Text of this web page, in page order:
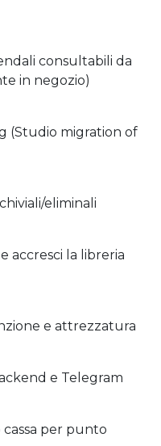
consultabili da
in negozio)
(Studio migration of
eliminali
accresci la libreria
e attrezzatura
e Telegram
per punto